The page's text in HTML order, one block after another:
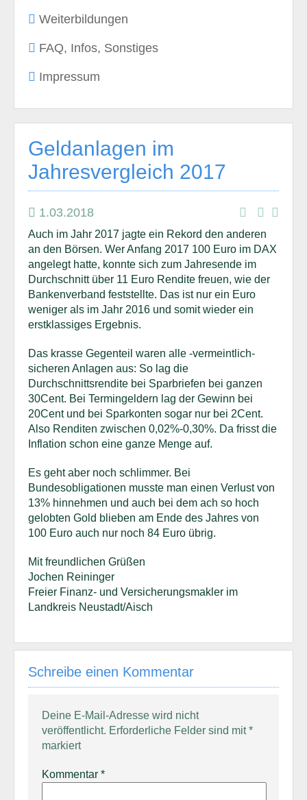
Weiterbildungen
FAQ, Infos, Sonstiges
Impressum
Geldanlagen im
Jahresvergleich 2017
1.03.2018
Auch im Jahr 2017 jagte ein Rekord den anderen
an den Börsen. Wer Anfang 2017 100 Euro im DAX
angelegt hatte, konnte sich zum Jahresende im
Durchschnitt über 11 Euro Rendite freuen, wie der
Bankenverband feststellte. Das ist nur ein Euro
weniger als im Jahr 2016 und somit wieder ein
erstklassiges Ergebnis.
Das krasse Gegenteil waren alle -vermeintlich-
sicheren Anlagen aus: So lag die
Durchschnittsrendite bei Sparbriefen bei ganzen
30Cent. Bei Termingeldern lag der Gewinn bei
20Cent und bei Sparkonten sogar nur bei 2Cent.
Also Renditen zwischen 0,02%-0,30%. Da frisst die
Inflation schon eine ganze Menge auf.
Es geht aber noch schlimmer. Bei
Bundesobligationen musste man einen Verlust von
13% hinnehmen und auch bei dem ach so hoch
gelobten Gold blieben am Ende des Jahres von
100 Euro auch nur noch 84 Euro übrig.
Mit freundlichen Grüßen
Jochen Reininger
Freier Finanz- und Versicherungsmakler im
Landkreis Neustadt/Aisch
Schreibe einen Kommentar
Deine E-Mail-Adresse wird nicht
veröffentlicht. Erforderliche Felder sind mit*
markiert
Kommentar *